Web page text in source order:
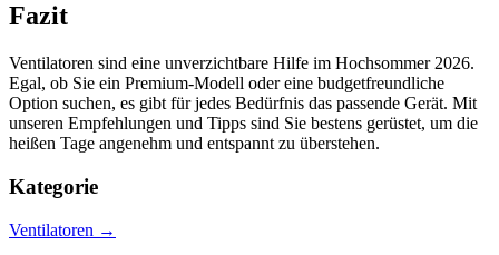
Fazit
Ventilatoren sind eine unverzichtbare Hilfe im Hochsommer 2026.
Egal, ob Sie ein Premium-Modell oder eine budgetfreundliche
Option suchen, es gibt für jedes Bedürfnis das passende Gerät. Mit
unseren Empfehlungen und Tipps sind Sie bestens gerüstet, um die
heißen Tage angenehm und entspannt zu überstehen.
Kategorie
Ventilatoren →